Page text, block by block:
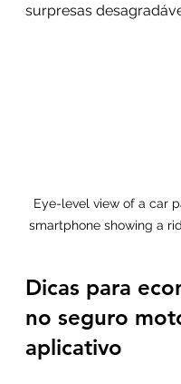
surpresas
Eye-level view of a car
smartphone showing a
Dicas para
no seguro
aplicativo